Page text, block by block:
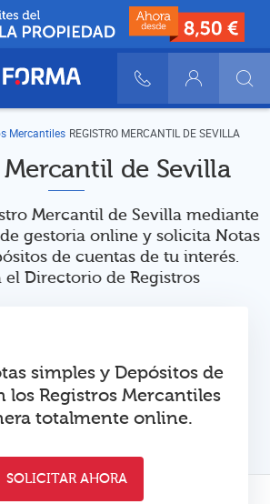
900 10 30 20
Login
Mercantiles REGISTRO MERCANTIL DE SEVILLA
de Sevilla
Mercantil de Sevilla mediante
gestoria online y solicita Notas
de cuentas de tu interés.
el Directorio de Registros
simples y Depósitos de
los Registros Mercantiles
totalmente online.
SOLICITAR AHORA